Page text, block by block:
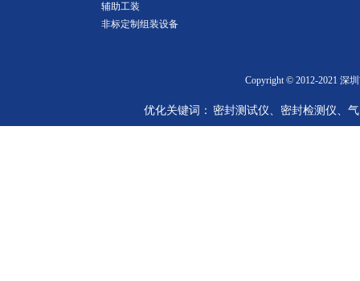
辅助工装
非标定制组装设备
Copyright © 2012-2021 深
优化关键词： 密封测试仪、密封检测仪、